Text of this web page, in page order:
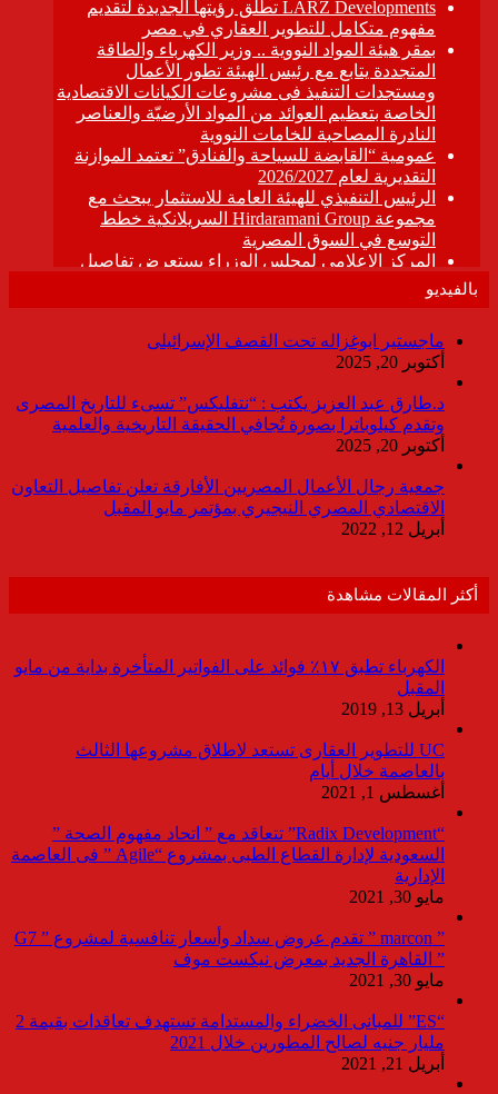
بالفيديو
ماجستير ابوغزاله تحت القصف الإسرائيلى
أكتوبر 20, 2025
د.طارق عبد العزيز يكتب : “نتفليكس” تسىء للتاريخ المصرى
وتقدم كيلوباترا بصورة تُجافي الحقيقة التاريخية والعلمية
أكتوبر 20, 2025
جمعية رجال الأعمال المصريين الأفارقة تعلن تفاصيل التعاون
الاقتصادي المصري النيجيري بمؤتمر مايو المقبل
أبريل 12, 2022
أكثر المقالات مشاهدة
الكهرباء تطبق ١٧٪ فوائد على الفواتير المتأخرة بداية من مايو
المقبل
أبريل 13, 2019
UC للتطوير العقارى تستعد لاطلاق مشروعها الثالث
بالعاصمة خلال أيام
أغسطس 1, 2021
“Radix Development” تتعاقد مع ” اتحاد مفهوم الصحة ”
السعودية لإدارة القطاع الطبى بمشروع “Agile ” فى العاصمة
الإدارية
مايو 30, 2021
” marcon ” تقدم عروض سداد وأسعار تنافسية لمشروع ” G7
” القاهرة الجديد بمعرض نيكست موف
مايو 30, 2021
“ES” للمبانى الخضراء والمستدامة تستهدف تعاقدات بقيمة 2
مليار جنيه لصالح المطورين خلال 2021
أبريل 21, 2021